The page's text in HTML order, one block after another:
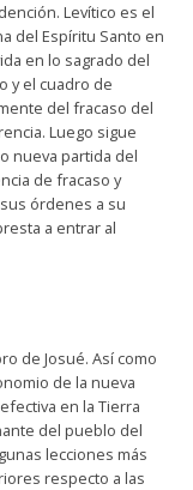
Levítico es el
del Espíritu Santo en
en lo sagrado del
y el cuadro de
del fracaso del
Luego sigue
nueva partida del
de fracaso y
órdenes a su
a entrar al
de Josué. Así como
de la nueva
en la Tierra
del pueblo del
lecciones más
respecto a las